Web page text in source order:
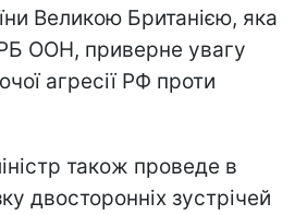
Великою Британією, яка
ООН, приверне увагу
агресії РФ проти
також проведе в
двосторонніх зустрічей